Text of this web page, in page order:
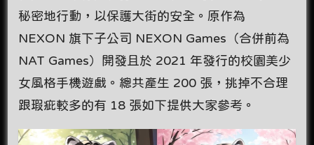
秘密地行動，以保護大街的安全。原作為
NEXON 旗下子公司 NEXON Games（合併前為
NAT Games）開發且於 2021 年發行的校園美少
女風格手機遊戲。總共產生 200 張，挑掉不合理
跟瑕疵較多的有 18 張如下提供大家參考。